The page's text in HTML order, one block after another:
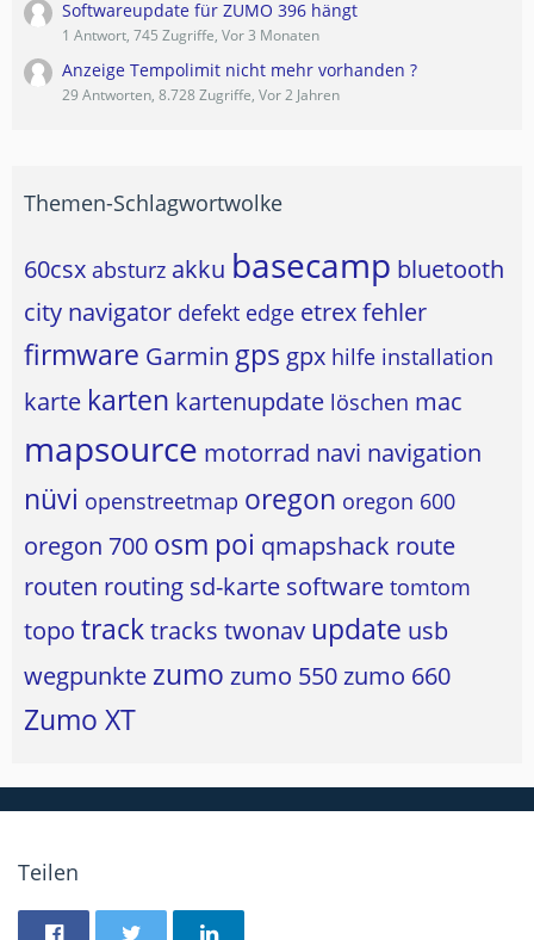
Softwareupdate für ZUMO 396 hängt
1 Antwort, 745 Zugriffe, Vor 3 Monaten
Anzeige Tempolimit nicht mehr vorhanden ?
29 Antworten, 8.728 Zugriffe, Vor 2 Jahren
Themen-Schlagwortwolke
60csx absturz akku basecamp bluetooth
city navigator defekt edge etrexfehler
firmware Garmin gps gpx hilfe installation
karte karten kartenupdate löschen mac
mapsource motorrad navi navigation
nüvi openstreetmap oregon oregon 600
oregon 700 osm poi qmapshack route
routen routing sd-karte software tomtom
topo tracktracks twonav update usb
wegpunkte zumo zumo 550zumo 660
Zumo XT
Teilen